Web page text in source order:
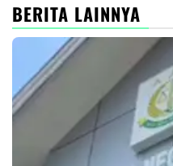
BERITA LAINNYA